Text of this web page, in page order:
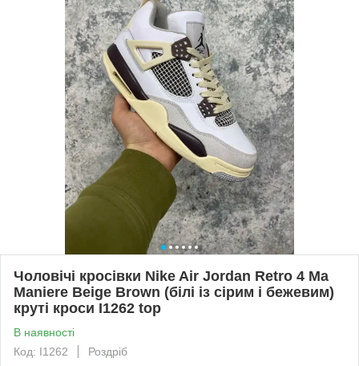
Чоловічі кросівки Nike Air Jordan Retro 4 Ma
Maniere Beige Brown (білі із сірим і бежевим)
круті кроси I1262 top
В наявності
Код: I1262
Роздріб